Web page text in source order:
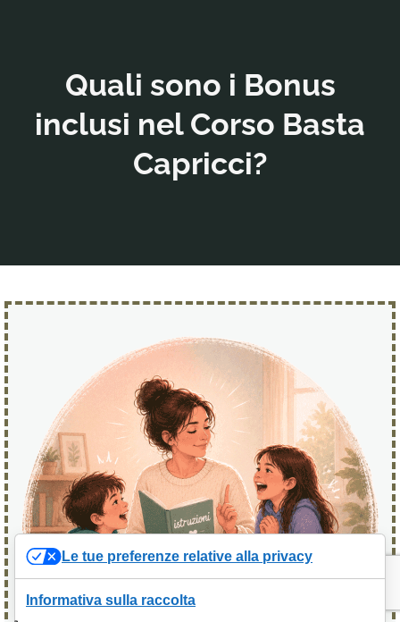
Quali sono i Bonus
inclusi nel Corso Basta
Capricci?
Le tue preferenze relative alla privacy
Informativa sulla raccolta